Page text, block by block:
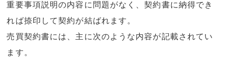
重要事項説明の内容に問題がなく、契約書に納得でき
れば捺印して契約が結ばれます。
売買契約書には、主に次のような内容が記載されてい
ます。